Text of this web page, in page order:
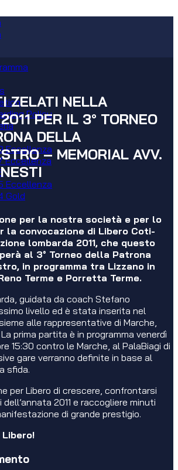
Policy
Eccellenza
Eccellenza
Eccellenza
Gold
ZELATI NELLA
PER IL 3° TORNEO
DELLA
– MEMORIAL AVV.
per la nostra società e per lo
convocazione di Libero Coti-
lombarda 2011, che questo
al 3° Torneo della Patrona
in programma tra Lizzano in
Terme e Porretta Terme.
guidata da coach Stefano
livello ed è stata inserita nel
alle rappresentative di Marche,
prima partita è in programma venerdì
15:30 contro le Marche, al PalaBiagi di
gare verranno definite in base al
sfida.
per Libero di crescere, confrontarsi
2011 e raccogliere minuti
di grande prestigio.